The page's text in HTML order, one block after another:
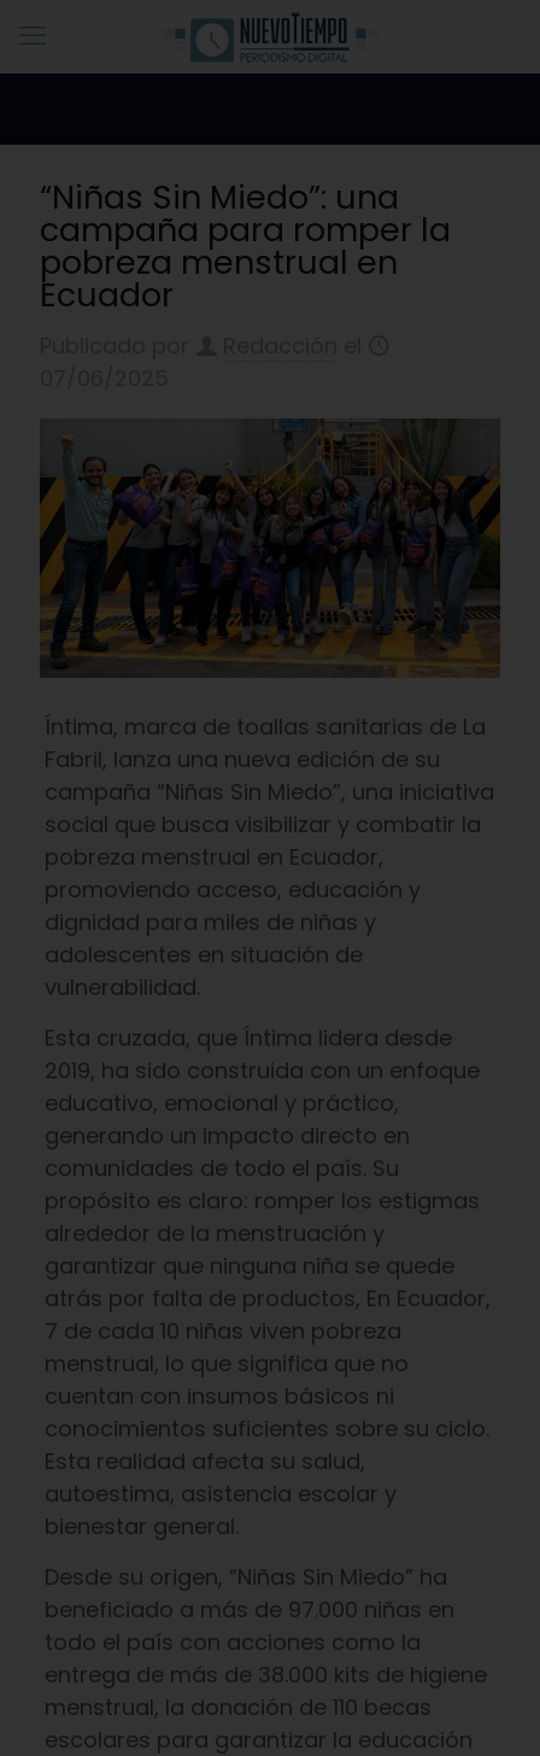
“Niñas Sin Miedo”: una
campaña para romper la
pobreza menstrual en
Ecuador
Íntima, marca de toallas sanitarias de La
Fabril, lanza una nueva edición de su
campaña “Niñas Sin Miedo”, una iniciativa
social que busca visibilizar y combatir la
pobreza menstrual en Ecuador,
promoviendo acceso, educación y
dignidad para miles de niñas y
adolescentes en situación de
vulnerabilidad.
Esta cruzada, que Íntima lidera desde
2019, ha sido construida con un enfoque
educativo, emocional y práctico,
generando un impacto directo en
comunidades de todo el país. Su
propósito es claro: romper los estigmas
alrededor de la menstruación y
garantizar que ninguna niña se quede
atrás por falta de productos, En Ecuador,
7 de cada 10 niñas viven pobreza
menstrual, lo que significa que no
cuentan con insumos básicos ni
conocimientos suficientes sobre su ciclo.
Esta realidad afecta su salud,
autoestima, asistencia escolar y
bienestar general.
Desde su origen, “Niñas Sin Miedo” ha
beneficiado a más de 97.000 niñas en
todo el país con acciones como la
entrega de más de 38.000 kits de higiene
menstrual, la donación de 110 becas
escolares para garantizar la educación